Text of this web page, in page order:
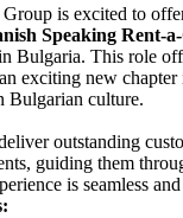
is excited to
Speaking Rent-
Bulgaria. This role
exciting new
Bulgarian culture.
outstanding
guiding them
is seamless